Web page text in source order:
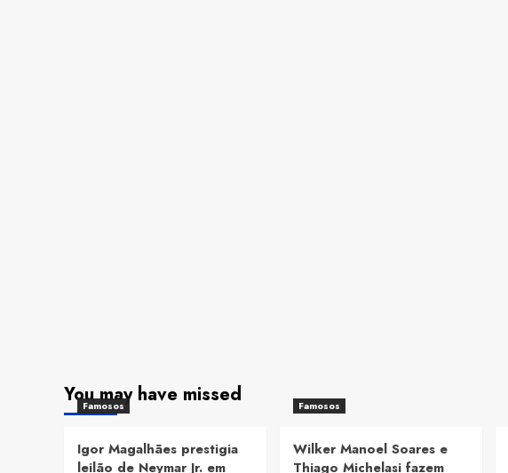
You may have missed
Famosos
Igor Magalhães prestigia
leilão de Neymar Jr. em
Famosos
Wilker Manoel Soares e
Thiago Michelasi fazem